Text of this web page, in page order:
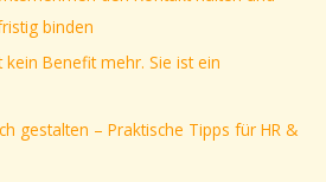
binden
Benefit mehr. Sie ist ein
gestalten – Praktische Tipps für HR &